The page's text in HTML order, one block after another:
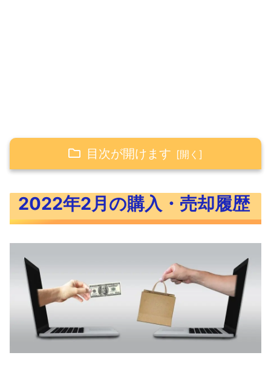
目次が開けます
2022年2月の積立投資（投資信託）
2022年2月に購入した米国ETF
2022年2月に売却した米国ETF
2022年2月に購入した米国株
2022年2月の購入・売却履歴